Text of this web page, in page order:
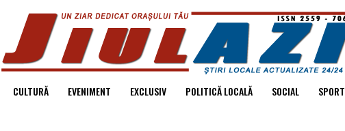
CULTURĂ EVENIMENT EXCLUSIV POLITICĂ LOCALĂ SOCIAL SPORT